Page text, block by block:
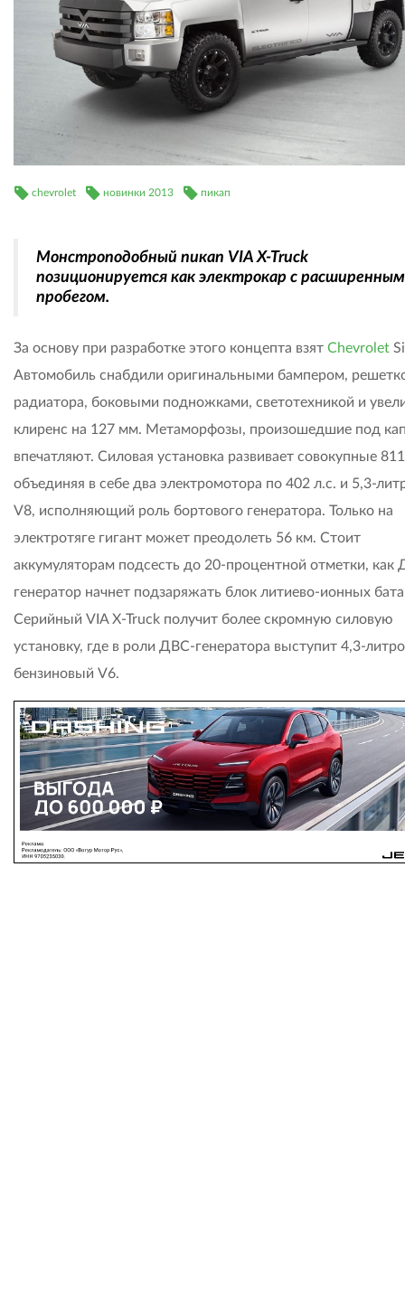
chevrolet новинки 2013 пикап
Монстроподобный пикап VIA X-Truck
позиционируется как электрокар с расширенным
пробегом.
За основу при разработке этого концепта взят Chevrolet
Автомобиль снабдили оригинальными бампером,
радиатора, боковыми подножками, светотехникой и
клиренс на 127 мм. Метаморфозы, произошедшие под
впечатляют. Силовая установка развивает совокупные
объединяя в себе два электромотора по 402 л.с. и 5,3-
V8, исполняющий роль бортового генератора. Только на
электротяге гигант может преодолеть 56 км. Стоит
аккумуляторам подсесть до 20-процентной отметки, как
генератор начнет подзаряжать блок литиево-ионных
Серийный VIA X-Truck получит более скромную силовую
установку, где в роли ДВС-генератора выступит 4,3-
бензиновый V6.